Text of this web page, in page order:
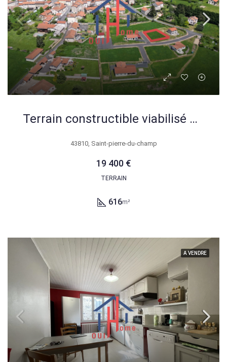
Terrain constructible viabilisé de 616 m² à Saint-Pierre-du-Champ
43810, Saint-pierre-du-champ
19 400 €
TERRAIN
616m²
A VENDRE